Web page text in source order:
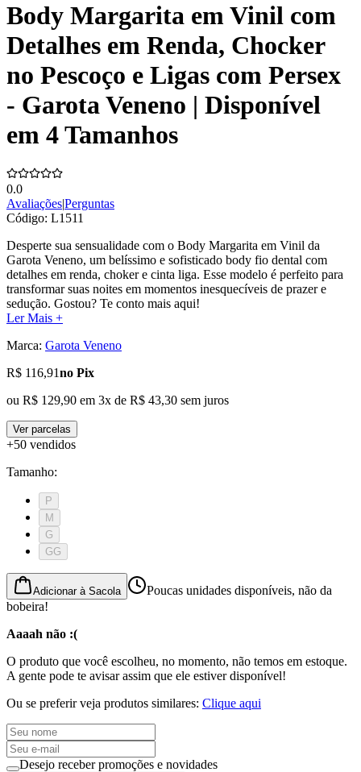
Body Margarita em Vinil com
Detalhes em Renda, Chocker
no Pescoço e Ligas com Persex
- Garota Veneno | Disponível
em 4 Tamanhos
0.0
Avaliações|Perguntas
Código: L1511
Desperte sua sensualidade com o Body Margarita em Vinil da
Garota Veneno, um belíssimo e sofisticado body fio dental com
detalhes em renda, choker e cinta liga. Esse modelo é perfeito para
transformar suas noites em momentos inesquecíveis de prazer e
sedução. Gostou? Te conto mais aqui!
Ler Mais +
Marca: Garota Veneno
R$ 116,91no Pix
ou R$ 129,90 em 3x de R$ 43,30 sem juros
Ver parcelas
+50 vendidos
Tamanho:
P
M
G
GG
Adicionar à Sacola
Poucas unidades disponíveis, não da
bobeira!
Aaaah não :(
O produto que você escolheu, no momento, não temos em estoque.
A gente pode te avisar assim que ele estiver disponível!
Ou se preferir veja produtos similares: Clique aqui
Desejo receber promoções e novidades